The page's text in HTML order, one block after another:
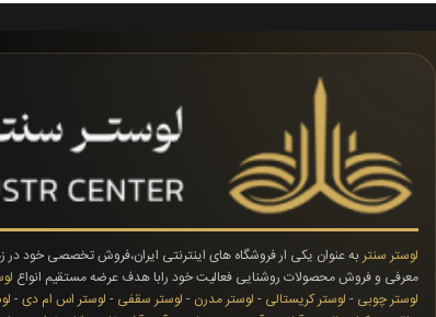
لوستر سنتربه عنوان یکی ار فروشگاه های اینترنتی ایران،فروش تخصصی خود در
معرفی و فروش محصولات روشنایی فعالیت خود رابا هدف عرضه مستقیم انواع
لوستر چوبی - لوستر کریستالی - لوستر مدرن - لوستر سقفی - لوستر اس ام دی-